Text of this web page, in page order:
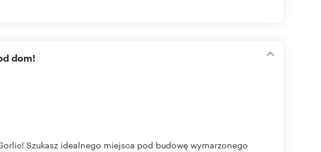
dom!
Szukasz idealnego miejsca pod budowę wymarzonego